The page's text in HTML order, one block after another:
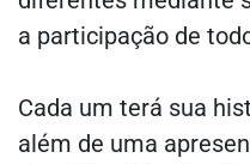
a participação de
Cada um terá sua
além de uma